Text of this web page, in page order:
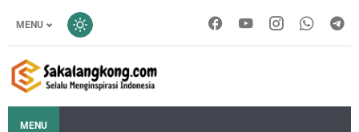
MENU
MENU